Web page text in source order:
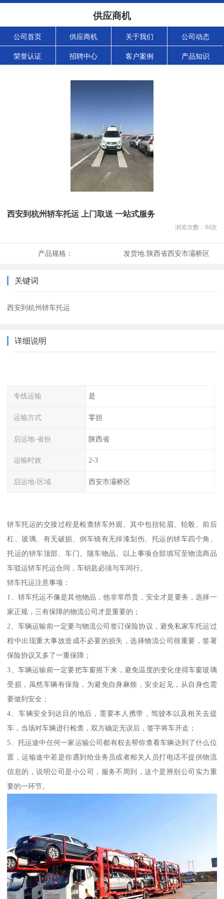
供应商机
公司首页 供应商机 关于我们 公司动态
荣誉认证 招聘中心 客户案例 产品知识
西安到杭州轿车托运 上门取送 一站式服务
浏览次数： 84次
产品规格： 发货地:陕西省西安市灞桥区
关键词
西安到杭州轿车托运
详细说明
专线运输 是
运输方式 零担
启运地-省份 陕西省
运输时效 2-3
启运地-区域 西安市灞桥区
轿车托运的交接过程是检查轿车外观、其中包括轮眉、轮毂、前后
杠、玻璃、有无破损、倒车镜有无掉漆划伤、托运的轿车四个角、
托运的轿车顶部、车门。随车物品。以上事项合部填写至物流商品
车驳运轿车托运合同，车钥匙必须与车同行。
轿车托运注意事项：
1、轿车托运不像是其他物品，他非常昂贵，安全才是要务，选择一
家正规，三有保障的物流公司才是重要的；
2、车辆运输前一定要与物流公司签订保险协议，避免私家车托运过
程中出现重大事故造成不必要的损失，选择物流公司很重要，签署
保险协议又多了一重保障；
3、车辆运输前一定要把车窗摇下来，避免温度的变化使得车窗玻璃
受损，虽然车辆有保险，为避免自身麻烦，安全起见，从自身也需
要做到安全；
4、车辆安全到达目的地后，需要本人携带，驾驶本以及相关去提
车，当场对车辆进行检查，双方确定无误后，签字将车开走；
5、托运途中任何一家运输公司都有权去帮你查看车辆达到了什么位
置，运输途中若是你遇到给业务员或者相关人员打电话不提供物流
信息的，说明公司是小公司，服务不周到，这个是辨别公司实力重
要的一环节。